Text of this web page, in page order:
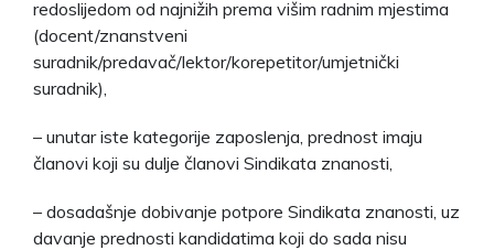
redoslijedom od najnižih prema višim radnim mjestima
(docent/znanstveni
suradnik/predavač/lektor/korepetitor/umjetnički
suradnik),
– unutar iste kategorije zaposlenja, prednost imaju
članovi koji su dulje članovi Sindikata znanosti,
– dosadašnje dobivanje potpore Sindikata znanosti, uz
davanje prednosti kandidatima koji do sada nisu